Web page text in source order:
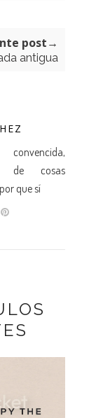
post→
antigua
de cosas
que sí